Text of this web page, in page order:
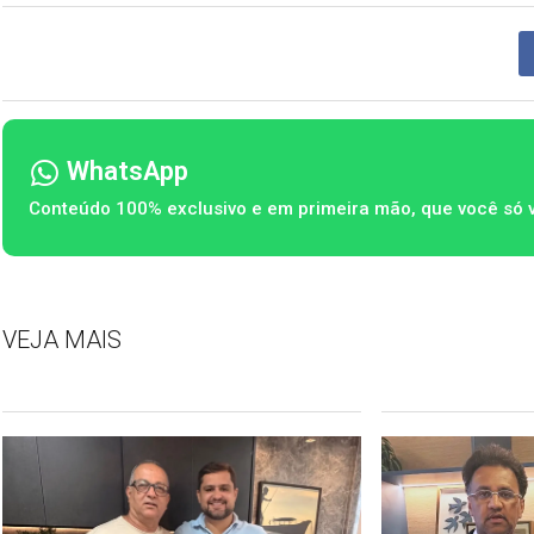
WhatsApp
Conteúdo 100% exclusivo e em primeira mão, que você só
VEJA MAIS